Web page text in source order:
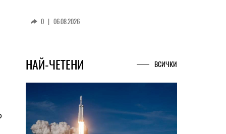
Ultra – ново име, познато
НАЙ-ЧЕТЕНИ